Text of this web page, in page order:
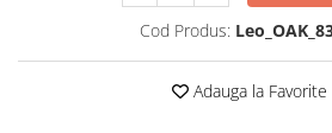
Cod Produs:
Adauga la Favorite